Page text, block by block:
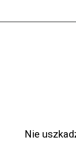
Nie